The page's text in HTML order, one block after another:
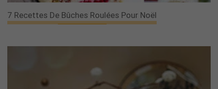
7 Recettes De Bûches Roulées Pour Noël